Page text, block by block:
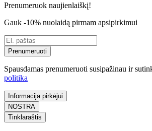
Prenumeruok naujienlaiškį!
Gauk -10% nuolaidą pirmam apsipirkimui
Prenumeruoti
Spausdamas prenumeruoti susipažinau ir
politika
Informacija pirkėjui
NOSTRA
Tinklaraštis